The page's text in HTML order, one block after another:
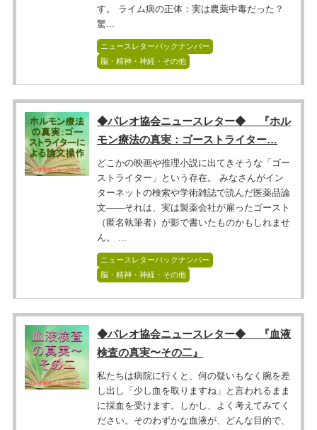
す。 ライム病の正体：実は農薬中毒だった？
驚...
ニュースレターバックナンバー
脳・精神・神経・その他
◆パレオ協会ニュースレター◆ 『ホル
モン療法の真実：ゴーストライター…
どこかの映画や推理小説に出てきそうな「ゴー
ストライター」という存在。 みなさんがイン
ターネットの検索や学術雑誌で読んだ医薬品論
文――それは、実は製薬会社が雇ったゴースト
（匿名執筆者）が影で書いたものかもしれませ
ん。 ...
ニュースレターバックナンバー
脳・精神・神経・その他
◆パレオ協会ニュースレター◆ 『血液
検査の真実〜その二』
私たちは病院に行くと、何の疑いもなく腕を差
し出し「少し血を取りますね」と言われるまま
に採血を受けます。しかし、よく考えてみてく
ださい。そのわずかな血液が、どんな目的で、